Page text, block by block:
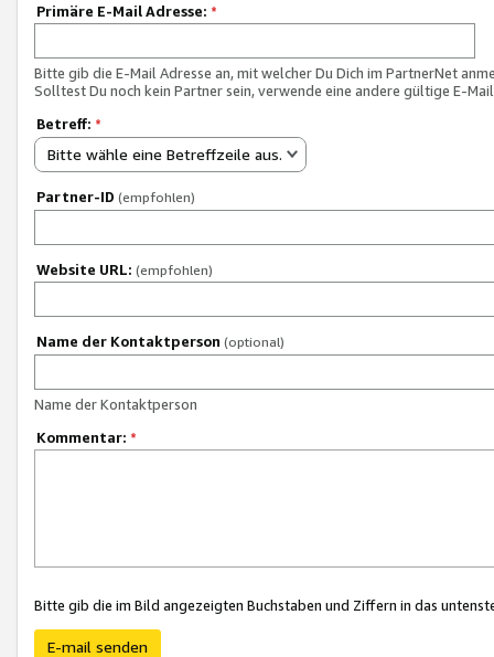
Primäre E-Mail Adresse: *
Bitte gib die E-Mail Adresse an, mit welcher Du Dich im PartnerNet
Solltest Du noch kein Partner sein, verwende eine andere gültige E-
Betreff: *
Bitte wähle eine Betreffzeile aus.
Partner-ID (empfohlen)
Website URL: (empfohlen)
Name der Kontaktperson (optional)
Name der Kontaktperson
Kommentar: *
Bitte gib die im Bild angezeigten Buchstaben und Ziffern in das
E-mail senden